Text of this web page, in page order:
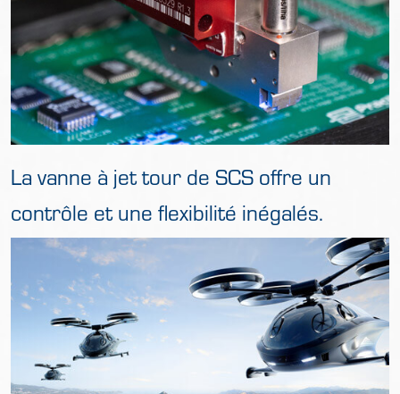
La vanne à jet tour de SCS offre un
contrôle et une flexibilité inégalés.